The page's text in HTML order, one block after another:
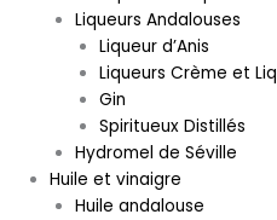
Liqueurs Andalouses
Liqueur d’Anis
Liqueurs Crème et
Gin
Spiritueux Distillés
Hydromel de Séville
Huile et vinaigre
Huile andalouse